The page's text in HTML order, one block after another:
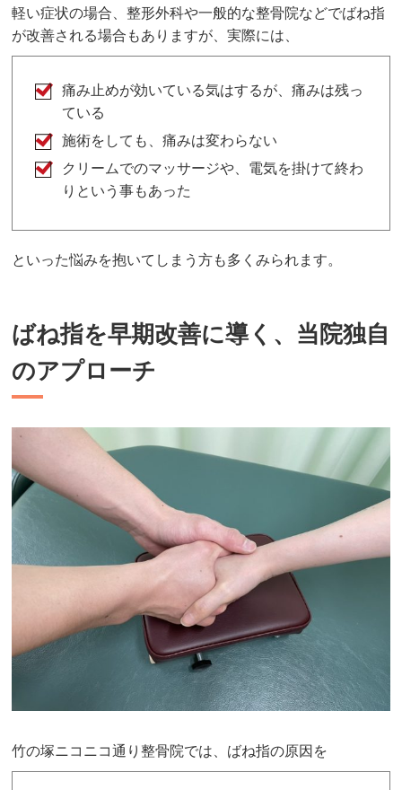
軽い症状の場合、整形外科や一般的な整骨院などでばね指
が改善される場合もありますが、実際には、
痛み止めが効いている気はするが、痛みは残っ
ている
施術をしても、痛みは変わらない
クリームでのマッサージや、電気を掛けて終わ
りという事もあった
といった悩みを抱いてしまう方も多くみられます。
ばね指を早期改善に導く、当院独自
のアプローチ
竹の塚ニコニコ通り整骨院では、ばね指の原因を